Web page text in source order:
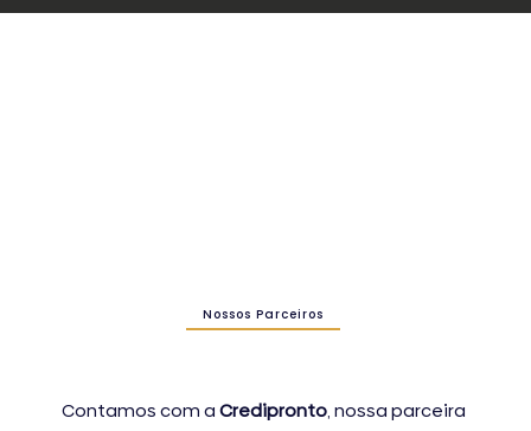
Nossos Parceiros
Contamos com aCredipronto, nossa parceira